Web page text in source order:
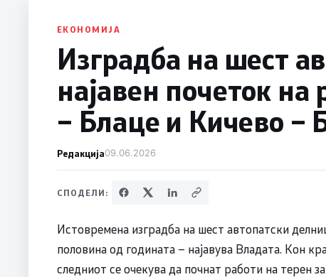
ЕКОНОМИЈА
Изградба на шест
најавен почеток на
– Блаце и Кичево –
Редакција09.06.2026
СПОДЕЛИ:
Истовремена изградба на шест автопатски
половина од годината – најавува Владата. Кон
следниот се очекува да почнат работи на терен